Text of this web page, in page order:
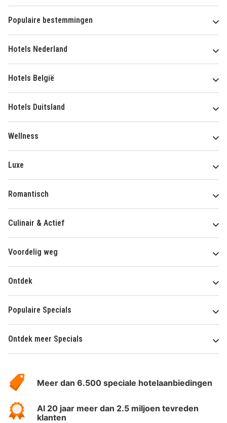
Populaire bestemmingen
Hotels Nederland
Hotels België
Hotels Duitsland
Wellness
Luxe
Romantisch
Culinair & Actief
Voordelig weg
Ontdek
Populaire Specials
Ontdek meer Specials
HotelSpecials
Meer dan 6.500 speciale hotelaanbiedingen
Al 20 jaar meer dan 2.5 miljoen tevreden
klanten